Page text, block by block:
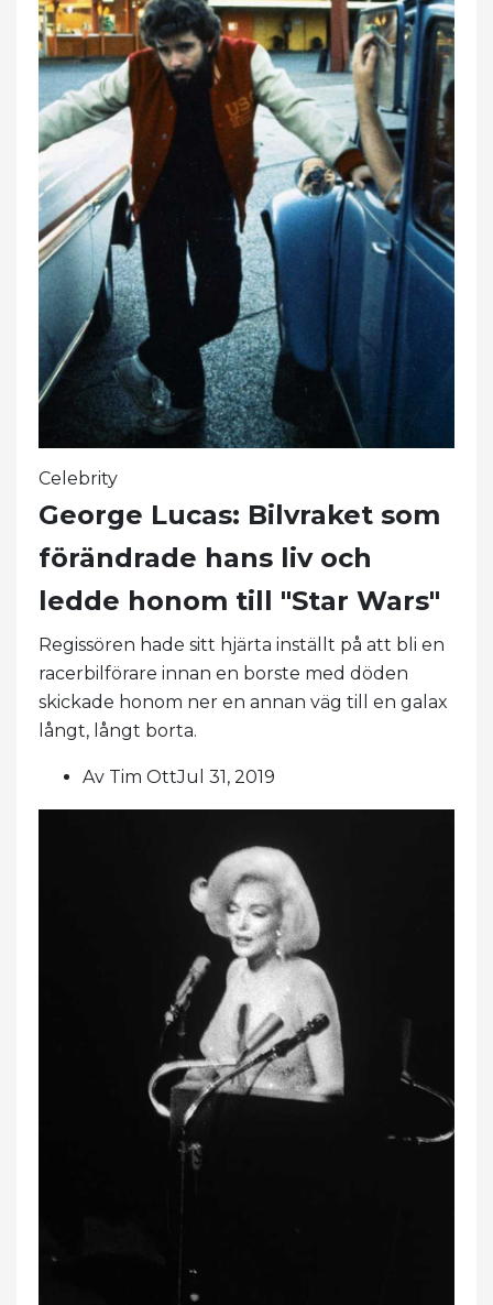
Celebrity
George Lucas: Bilvraket som
förändrade hans liv och
ledde honom till "Star Wars"
Regissören hade sitt hjärta inställt på att bli en
racerbilförare innan en borste med döden
skickade honom ner en annan väg till en galax
långt, långt borta.
Av Tim OttJul 31, 2019